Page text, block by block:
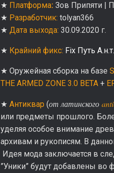
★ Платформа: Зов Припяти |
★ Разработчик: tolyan366
★ Дата выхода: 30.09.2020 г.
★ Крайний фикс: Fix Путь
★ Оружейная сборка на базе
THE ARMED ZONE 3.0 BETA +
★ Антиквар (от латинского
или предметы прошлого.
уделяя особое внимание
архивам и рукописям. В
Идея мода заключается в
”Уники” будут добавлены во